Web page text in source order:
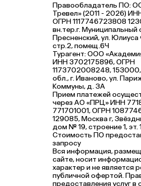
Правообладатель ПО:
Тревел» (2011 - 2026)
ОГРН 1117746723808
вн.тер.г. Муниципальный
Пресненский, ул.
стр.2, помещ.6Ч
Турагент: ООО
ИНН 3702175896, ОГРН
1173702008248,
обл., г. Иваново, ул.
Коммуны, д. ЗА
Прием платежей
через АО «ПРЦ» ИНН
771701001, ОГРН
129085, Москва г,
дом № 19, строение 1, эт.
Стоимость ПО
запросу
Вся информация,
сайте, носит
характер и не является
публичной офертой.
предоставления услуг в